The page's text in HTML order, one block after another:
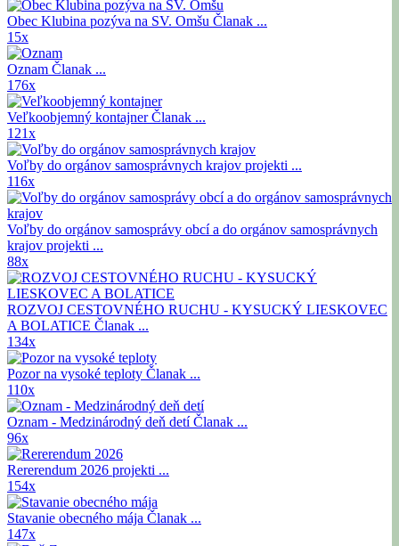
Obec Klubina pozýva na SV. Omšu Članak ...
15x
Oznam Članak ...
176x
Veľkoobjemný kontajnerČlanak ...
121x
Voľby do orgánov samosprávnych krajov projekti ...
116x
Voľby do orgánov samosprávy obcí a do orgánov samosprávnych
krajov projekti ...
88x
ROZVOJ CESTOVNÉHO RUCHU - KYSUCKÝ LIESKOVEC
A BOLATICE Članak ...
134x
Pozor na vysoké teploty Članak ...
110x
Oznam - Medzinárodný deň detíČlanak ...
96x
Rererendum 2026 projekti ...
154x
Stavanie obecného mája Članak ...
147x